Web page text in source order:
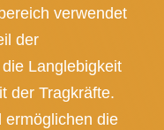
verwendet
der
Langlebigkeit
der Tragkräfte.
ermöglichen die